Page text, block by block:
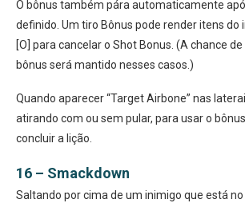
O bônus também pára automaticamente
definido. Um tiro Bônus pode render itens do
[O] para cancelar o Shot Bonus. (A chance
bônus será mantido nesses casos.)
Quando aparecer “Target Airbone” nas
atirando com ou sem pular, para usar o
concluir a lição.
16 – Smackdown
Saltando por cima de um inimigo que está